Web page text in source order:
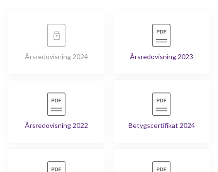
Årsredovisning 2024 Årsredovisning 2023
Årsredovisning 2022 Betygscertifikat 2024